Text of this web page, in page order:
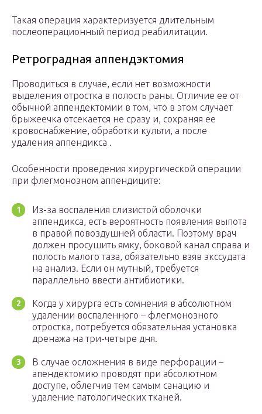
Такая операция характеризуется длительным
послеоперационный период реабилитации.
Ретроградная аппендэктомия
Проводиться в случае, если нет возможности
выделения отростка в полость раны. Отличие ее от
обычной аппендектомии в том, что в этом случает
брыжеечка отсекается не сразу и, сохраняя ее
кровоснабжение, обработки культи, а после
удаления аппендикса .
Особенности проведения хирургической операции
при флегмонозном аппендиците:
Из-за воспаления слизистой оболочки
аппендикса, есть вероятность появления выпота
в правой повоздушней области. Поэтому врач
должен просушить ямку, боковой канал справа и
полость малого таза, обязательно взяв экссудата
на анализ. Если он мутный, требуется
параллельно ввести антибиотики.
Когда у хирурга есть сомнения в абсолютном
удалении воспаленного – флегмонозного
отростка, потребуется обязательная установка
дренажа на три-четыре дня.
В случае осложнения в виде перфорации –
апендектомию проводят при абсолютном
доступе, облегчив тем самым санацию и
удаление патологических тканей.